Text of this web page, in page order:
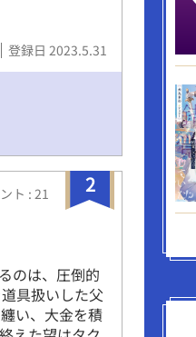
登録日 2023.5.31
2
ト : 21
のは、圧倒的
具扱いした父
い、大金を積